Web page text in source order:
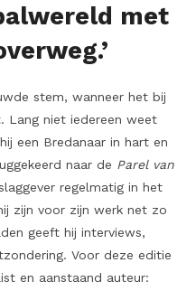
met
stem, wanneer het bij
Lang niet iedereen weet
een Bredanaar in hart en
naar de Parel van
regelmatig in het
zijn voor zijn werk net zo
geeft hij interviews,
Voor deze editie
en aanstaand auteur: